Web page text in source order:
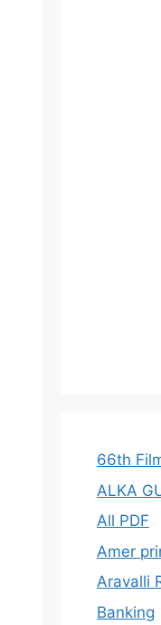
66th
ALKA
All PDF
Amer
Aravalli
Banking